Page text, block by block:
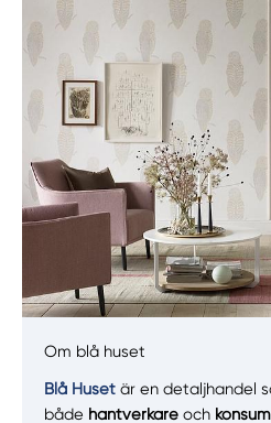
Manuellt Få hjälp
Om blå huset
Blå Huset är en detaljhandel
både hantverkareoch